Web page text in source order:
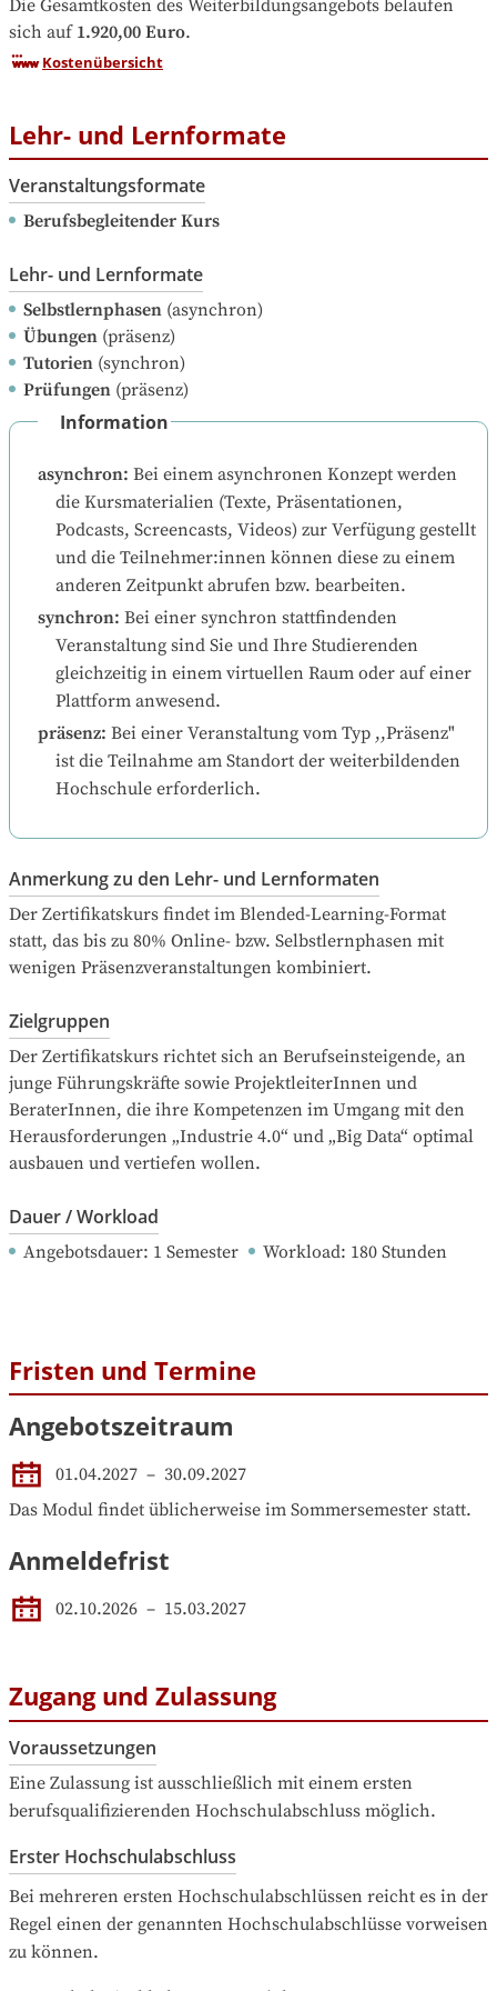
Die Gesamtkosten des Weiterbildungsangebots belaufen
sich auf 1.920,00 Euro.
Kostenübersicht
Lehr- und Lernformate
Veranstaltungsformate
Berufsbegleitender Kurs
Lehr- und Lernformate
Selbstlernphasen (asynchron)
Übungen (präsenz)
Tutorien (synchron)
Prüfungen (präsenz)
Information
asynchron: Bei einem asynchronen Konzept werden
die Kursmaterialien (Texte, Präsentationen,
Podcasts, Screencasts, Videos) zur Verfügung gestellt
und die Teilnehmer:innen können diese zu einem
anderen Zeitpunkt abrufen bzw. bearbeiten.
synchron: Bei einer synchron stattfindenden
Veranstaltung sind Sie und Ihre Studierenden
gleichzeitig in einem virtuellen Raum oder auf einer
Plattform anwesend.
präsenz: Bei einer Veranstaltung vom Typ ,,Präsenz"
ist die Teilnahme am Standort der weiterbildenden
Hochschule erforderlich.
Anmerkung zu den Lehr- und Lernformaten
Der Zertifikatskurs findet im Blended-Learning-Format
statt, das bis zu 80% Online- bzw. Selbstlern­phasen mit
wenigen Präsenzveranstaltungen kombiniert.
Zielgruppen
Der Zertifikatskurs richtet sich an Berufseinsteigende, an
junge Führungskräfte sowie ProjektleiterInnen und
BeraterInnen, die ihre Kompetenzen im Umgang mit den
Herausforderungen „Industrie 4.0“ und „Big Data“ optimal
ausbauen und vertiefen wollen.
Dauer / Workload
Angebotsdauer: 1 Semester Workload: 180 Stunden
Fristen und Termine
Angebotszeitraum
01.04.2027 – 30.09.2027
Das Modul findet üblicherweise im Sommersemester statt.
Anmeldefrist
02.10.2026 – 15.03.2027
Zugang und Zulassung
Voraussetzungen
Eine Zulassung ist ausschließlich mit einem ersten
berufsqualifizierenden Hochschulabschluss möglich.
Erster Hochschulabschluss
Bei mehreren ersten Hochschulabschlüssen reicht es in der
Regel einen der genannten Hochschulabschlüsse vorweisen
zu können.